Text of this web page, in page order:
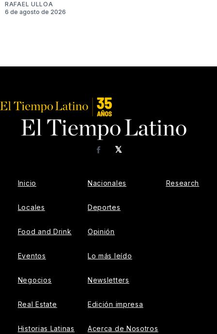
RAFAEL ULLOA
6 de agosto de 2026
𝕏
Facebook
Inicio
Locales
Food and Drink
Eventos
Negocios
Real Estate
Historias Latinas
Nacionales
Deportes
Opinión
Lo más leído
Newsletters
Edición impresa
Acerca de Nosotros
Research